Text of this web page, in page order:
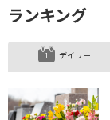
ランキング
デイリー